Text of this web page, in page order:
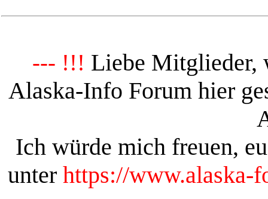
--- !!! Liebe Mitglieder,
Alaska-Info Forum hier
Ich würde mich freuen,
unter https://www.alaska-